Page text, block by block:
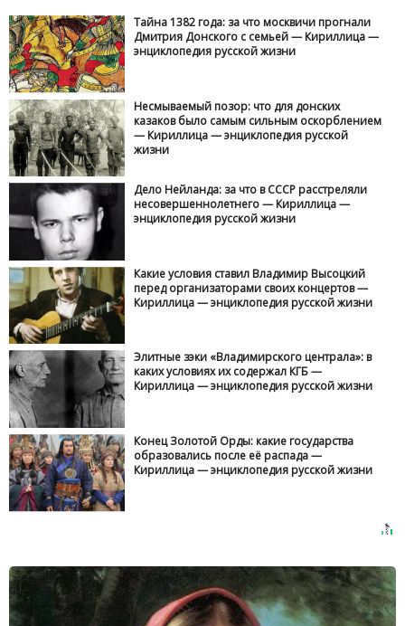
Тайна 1382 года: за что москвичи прогнали
Дмитрия Донского с семьей — Кириллица —
энциклопедия русской жизни
Несмываемый позор: что для донских
казаков было самым сильным оскорблением
— Кириллица — энциклопедия русской
жизни
Дело Нейланда: за что в СССР расстреляли
несовершеннолетнего — Кириллица —
энциклопедия русской жизни
Какие условия ставил Владимир Высоцкий
перед организаторами своих концертов —
Кириллица — энциклопедия русской жизни
Элитные зэки «Владимирского централа»: в
каких условиях их содержал КГБ —
Кириллица — энциклопедия русской жизни
Конец Золотой Орды: какие государства
образовались после её распада —
Кириллица — энциклопедия русской жизни